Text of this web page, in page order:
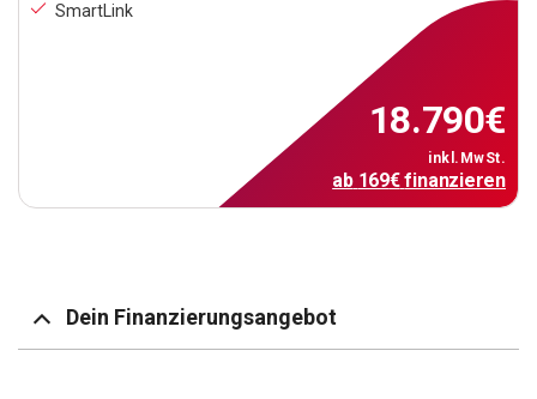
SmartLink
18.790€
inkl.MwSt.
ab 169€finanzieren
Dein Finanzierungsangebot